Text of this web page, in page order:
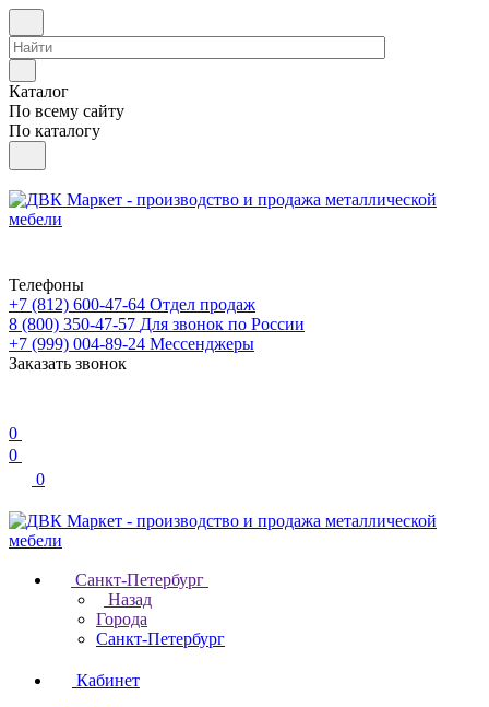
Каталог
По всему сайту
По каталогу
Телефоны
+7 (812) 600-47-64 Отдел продаж
8 (800) 350-47-57 Для звонок по России
+7 (999) 004-89-24 Мессенджеры
Заказать звонок
0
0
0
Санкт-Петербург
Назад
Города
Санкт-Петербург
Кабинет